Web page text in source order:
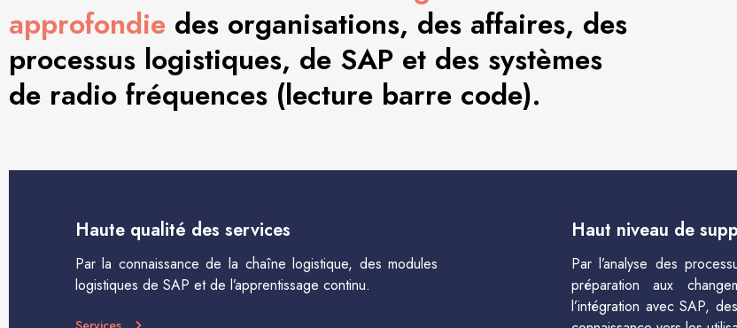
approfondie des organisations, des affaires, des
processus logistiques, de SAP et des systèmes
de radio fréquences (lecture barre code).
Haute qualité des services
Par la connaissance de la chaîne logistique, des modules
logistiques de SAP et de l’apprentissage continu.
Haut niveau de
Par l’analyse des
préparation aux
l’intégration avec SAP,